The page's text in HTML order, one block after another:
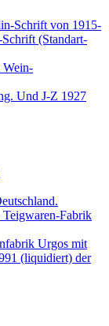
Schrift von 1915-
(Standart-
Wein-
Und J-Z 1927
Fabrik
Urgos mit
(liquidiert) der